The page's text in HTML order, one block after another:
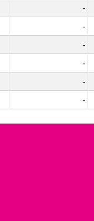
-
-
-
-
-
-